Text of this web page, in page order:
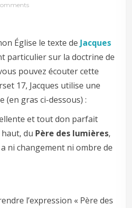
Église le texte de Jacques
particulier sur la doctrine de
pouvez écouter cette
17, Jacques utilise une
(en gras ci-dessous) :
et tout don parfait
haut, du Père des lumières,
a ni changement ni ombre de
l’expression « Père des